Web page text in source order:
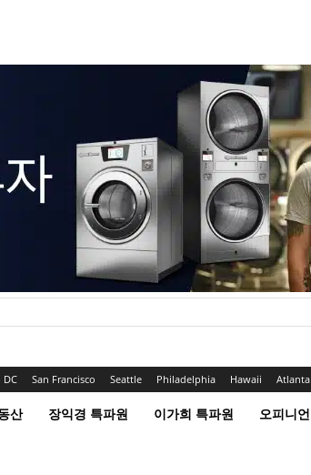
DC San Francisco Seattle Philadelphia Hawaii Atlanta
산 장익경 특파원 이가희 특파원 오피니언